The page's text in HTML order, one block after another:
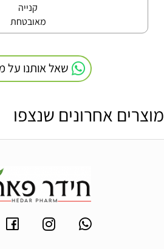
קנייה
מאובטחת
שאל אותנו על
מוצרים אחרונים שנצפו